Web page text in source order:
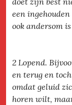
een
ook andersom
2 Lopend.
en terug en
omdat geluid
horen wilt,